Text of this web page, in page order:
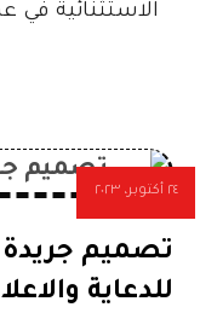
الاستثنائية في
تصميم جريدة
للدعاية
٢٤ أكتوبر، ٢٠٢٣